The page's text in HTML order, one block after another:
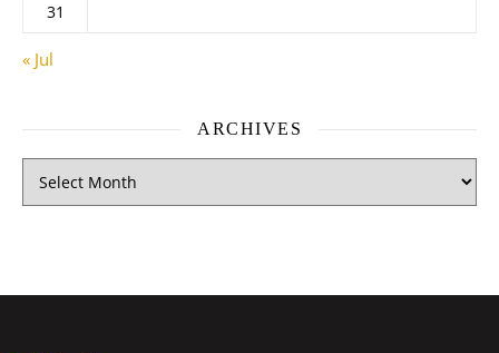
31
« Jul
ARCHIVES